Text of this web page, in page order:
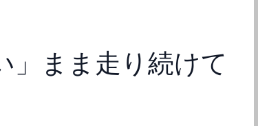
」まま走り続けて